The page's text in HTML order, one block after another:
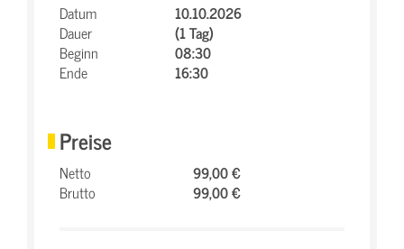
Datum
10.10.2026
Dauer
(1 Tag)
Beginn
08:30
Ende
16:30
Preise
Netto
99,00 €
Brutto
99,00 €